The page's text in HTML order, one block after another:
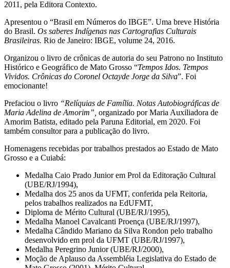
2011, pela Editora Contexto.
Apresentou o “Brasil em Números do IBGE”. Uma breve História
do Brasil. Os saberes Indígenas nas Cartografias Culturais
Brasileiras. Rio de Janeiro: IBGE, volume 24, 2016.
Organizou o livro de crônicas de autoria do seu Patrono no Instituto
Histórico e Geográfico de Mato Grosso “Tempos Idos. Tempos
Vividos. Crônicas do Coronel Octayde Jorge da Silva”. Foi
emocionante!
Prefaciou o livro “Relíquias de Família. Notas Autobiográficas de
Maria Adelina de Amorim”, organizado por Maria Auxiliadora de
Amorim Batista, editado pela Paruna Editorial, em 2020. Foi
também consultor para a publicação do livro.
Homenagens recebidas por trabalhos prestados ao Estado de Mato
Grosso e a Cuiabá:
Medalha Caio Prado Junior em Prol da Editoração Cultural
(UBE/RJ/1994),
Medalha dos 25 anos da UFMT, conferida pela Reitoria,
pelos trabalhos realizados na EdUFMT,
Diploma de Mérito Cultural (UBE/RJ/1995),
Medalha Manoel Cavalcanti Proença (UBE/RJ/1997),
Medalha Cândido Mariano da Silva Rondon pelo trabalho
desenvolvido em prol da UFMT (UBE/RJ/1997),
Medalha Peregrino Junior (UBE/RJ/2000),
Moção de Aplauso da Assembléia Legislativa do Estado de